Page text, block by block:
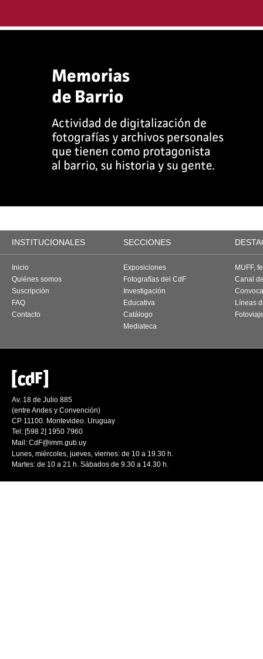
INSTITUCIONALES SECCIONES
Inicio
Quiénes somos
Suscripción
FAQ
Contacto
Exposiciones
Fotografías del CdF
Investigación
Educativa
Catálogo
Mediateca
MUFF,
Canal
Líneas
Av. 18 de Julio 885
(entre Andes y Convención)
CP 11100. Montevideo. Uruguay
Tel: [598 2] 1950 7960
Mail: CdF@imm.gub.uy
Lunes, miércoles, jueves, viernes: de 10 a 19.30 h.
Martes: de 10 a 21 h. Sábados de 9.30 a 14.30 h.